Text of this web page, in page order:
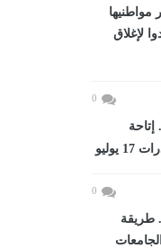
مواطنيها
لإغلاق
0
الجامعات 2026.. إتاحة
يوليو
0
الجامعات 2026.. طريقة